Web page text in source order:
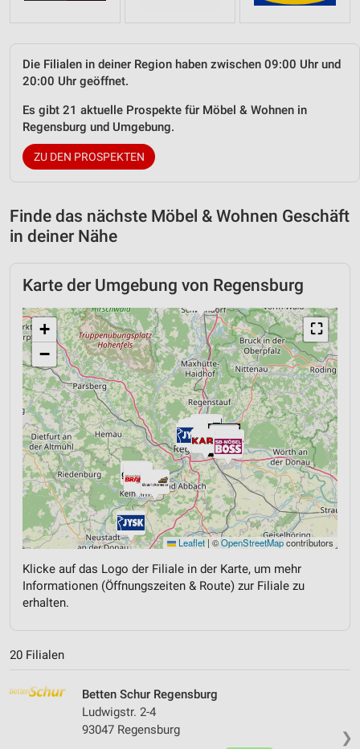
Die Filialen in deiner Region haben zwischen 09:00 Uhr und
20:00 Uhr geöffnet.
Es gibt 21 aktuelle Prospekte für Möbel & Wohnen in
Regensburg und Umgebung.
ZU DEN PROSPEKTEN
Finde das nächste Möbel & Wohnen Geschäft
in deiner Nähe
Karte der Umgebung von Regensburg
⛶
+
−
Leaflet | ©OpenStreetMapcontributors
Klicke auf das Logo der Filiale in der Karte, um mehr
Informationen (Öffnungszeiten & Route) zur Filiale zu
erhalten.
20 Filialen
❯
Betten Schur Regensburg
Ludwigstr. 2-4
93047 Regensburg